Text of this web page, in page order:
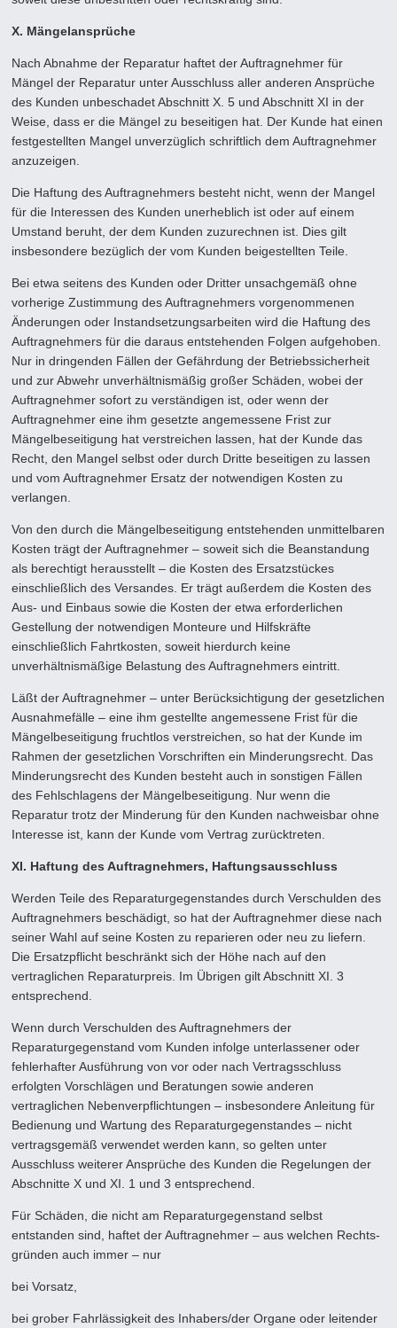
X. Mängelansprüche
Nach Abnahme der Reparatur haftet der Auftragnehmer für
Mängel der Reparatur unter Ausschluss aller anderen Ansprü­che
des Kunden unbeschadet Abschnitt X. 5 und Abschnitt XI in der
Weise, dass er die Mängel zu beseitigen hat. Der Kunde hat einen
festgestellten Mangel unverzüglich schriftlich dem Auftragnehmer
anzuzeigen.
Die Haftung des Auftragnehmers besteht nicht, wenn der Mangel
für die Interessen des Kunden unerheblich ist oder auf einem
Umstand beruht, der dem Kunden zuzurechnen ist. Dies gilt
insbesondere bezüglich der vom Kunden beigestellten Teile.
Bei etwa seitens des Kunden oder Dritter unsachgemäß ohne
vorherige Zustimmung des Auftragnehmers vorgenomme­nen
Änderungen oder Instandsetzungsarbeiten wird die Haftung des
Auftragnehmers für die daraus entstehenden Folgen aufgehoben.
Nur in dringenden Fällen der Gefährdung der Betriebssicherheit
und zur Abwehr unverhältnismäßig großer Schäden, wobei der
Auftragnehmer sofort zu verständigen ist, oder wenn der
Auftragnehmer eine ihm gesetzte angemes­sene Frist zur
Mängelbeseitigung hat verstreichen lassen, hat der Kunde das
Recht, den Mangel selbst oder durch Dritte beseitigen zu lassen
und vom Auftragnehmer Ersatz der notwendigen Kosten zu
verlangen.
Von den durch die Mängelbeseitigung entstehenden unmittelbaren
Kosten trägt der Auftragnehmer – soweit sich die Beanstandung
als berechtigt herausstellt – die Kosten des Ersatzstückes
einschließlich des Versandes. Er trägt außerdem die Kosten des
Aus- und Einbaus sowie die Kosten der etwa erforderlichen
Gestellung der notwendigen Monteure und Hilfs­kräfte
einschließlich Fahrtkosten, soweit hierdurch keine
unverhältnismäßige Belastung des Auftragnehmers eintritt.
Läßt der Auftragnehmer – unter Berücksichtigung der gesetzlichen
Ausnahmefälle – eine ihm gestellte angemessene Frist für die
Mängelbeseitigung fruchtlos verstreichen, so hat der Kunde im
Rahmen der gesetzlichen Vorschriften ein Minde­rungsrecht. Das
Minderungsrecht des Kunden besteht auch in sonstigen Fällen
des Fehlschlagens der Mängelbeseitigung. Nur wenn die
Reparatur trotz der Minderung für den Kunden nachweisbar ohne
Interesse ist, kann der Kunde vom Vertrag zurücktreten.
XI. Haftung des Auftragnehmers, Haftungsausschluss
Werden Teile des Reparaturgegenstandes durch Verschulden des
Auftragnehmers beschädigt, so hat der Auftragnehmer diese nach
seiner Wahl auf seine Kosten zu reparieren oder neu zu liefern.
Die Ersatzpflicht beschränkt sich der Höhe nach auf den
vertraglichen Reparaturpreis. Im Übrigen gilt Abschnitt XI. 3
entsprechend.
Wenn durch Verschulden des Auftragnehmers der
Reparaturgegenstand vom Kunden infolge unterlassener oder
fehler­hafter Ausführung von vor oder nach Vertragsschluss
erfolgten Vorschlägen und Beratungen sowie anderen
vertraglichen Nebenverpflichtungen – insbesondere Anleitung für
Bedienung und Wartung des Reparaturgegenstandes – nicht
vertrags­gemäß verwendet werden kann, so gelten unter
Ausschluss weiterer Ansprüche des Kunden die Regelungen der
Abschnitte X und XI. 1 und 3 entsprechend.
Für Schäden, die nicht am Reparaturgegenstand selbst
entstanden sind, haftet der Auftragnehmer – aus welchen Rechts­
gründen auch immer – nur
bei Vorsatz,
bei grober Fahrlässigkeit des Inhabers/der Organe oder leitender